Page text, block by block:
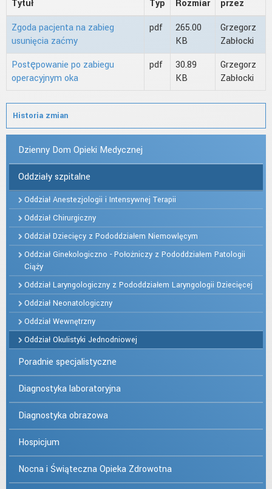
Tytuł Typ Rozmiar
przez
Zgoda pacjenta na zabieg
usunięcia zaćmy
pdf
265.00
KB
Grzegorz
Zabłocki
Postępowanie po zabiegu
operacyjnym oka
pdf
30.89
KB
Grzegorz
Zabłocki
Historia zmian
Dzienny Dom Opieki Medycznej
Oddziały szpitalne
Oddział Anestezjologii i Intensywnej Terapii
Oddział Chirurgiczny
Oddział Dziecięcy z Pododdziałem Niemowlęcym
Oddział Ginekologiczno - Położniczy z Pododdziałem Patologii
Ciąży
Oddział Laryngologiczny z Pododdziałem Laryngologii Dziecięcej
Oddział Neonatologiczny
Oddział Wewnętrzny
Oddział Okulistyki Jednodniowej
Poradnie specjalistyczne
Diagnostyka laboratoryjna
Diagnostyka obrazowa
Hospicjum
Nocna i Świąteczna Opieka Zdrowotna